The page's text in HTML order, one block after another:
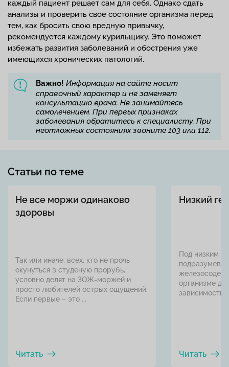
каждый пациент решает сам для себя. Однако сдать
анализы и проверить свое состояние организма перед
тем, как бросить свою вредную привычку,
рекомендуется каждому курильщику. Это поможет
избежать развития заболеваний и обострения уже
имеющихся хронических патологий.
Важно! Информация на сайте носит
справочный характер и не заменяет
консультацию врача. Не занимайтесь
самолечением. При первых признаках
заболевания обратитесь к специалисту. При
неотложных состояниях звоните 103 или 112.
Статьи по теме
Не все моржи одинаково
здоровы
Так или иначе, всех, кто не прочь
окунуться в студеную прорубь,
условно делят на ЗОЖ-моржей и
просто любителей острых ощущений.
Если первые – это ...
Читать
Низкий
Под низким
организме
зависимости
Читать